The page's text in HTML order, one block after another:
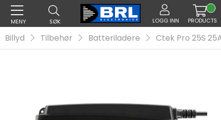
MENY SØK LOGG INN PRODUCTS
Billyd Tilbehør Batteriladere Ctek Pro 25S